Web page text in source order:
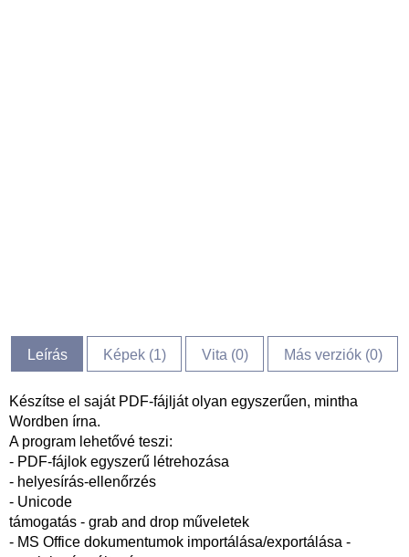
Leírás Képek (1) Vita (0) Más verziók (0)
Készítse el saját PDF-fájlját olyan egyszerűen, mintha
Wordben írna.
A program lehetővé teszi:
- PDF-fájlok egyszerű létrehozása
- helyesírás-ellenőrzés
- Unicode
támogatás - grab and drop műveletek
- MS Office dokumentumok importálása/exportálása -